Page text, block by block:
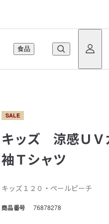
食品
SALE
キッズ 涼感ＵＶ
袖Ｔシャツ
キッズ１２０・ペールピーチ
商品番号 76878278